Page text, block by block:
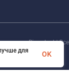
Rigaplast | Все
для
OK